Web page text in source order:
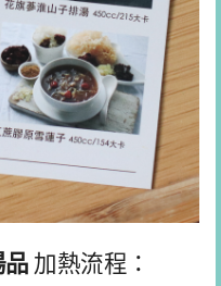
加熱流程：